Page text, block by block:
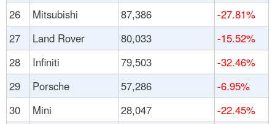
26 Mitsubishi 87,386
-27.81%
27
Land Rover 80,033
-15.52%
28
Infiniti 79,503
-32.46%
29
Porsche 57,286
-6.95%
30
Mini 28,047
-22.45%